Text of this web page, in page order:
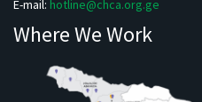
E-mail: hotline@chca.org.ge
Where We Work